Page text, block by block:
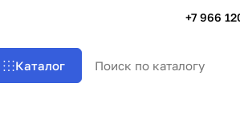
+7 966
Каталог